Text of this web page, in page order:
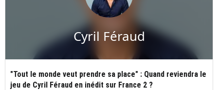
Cyril Féraud
"Tout le monde veut prendre sa place" : Quand reviendra le
jeu de Cyril Féraud en inédit sur France 2 ?